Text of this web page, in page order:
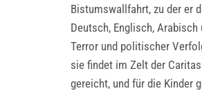
Bistumswallfahrt, zu der er
Deutsch, Englisch,
Terror und politischer
sie findet im Zelt der
gereicht, und für die Kinder